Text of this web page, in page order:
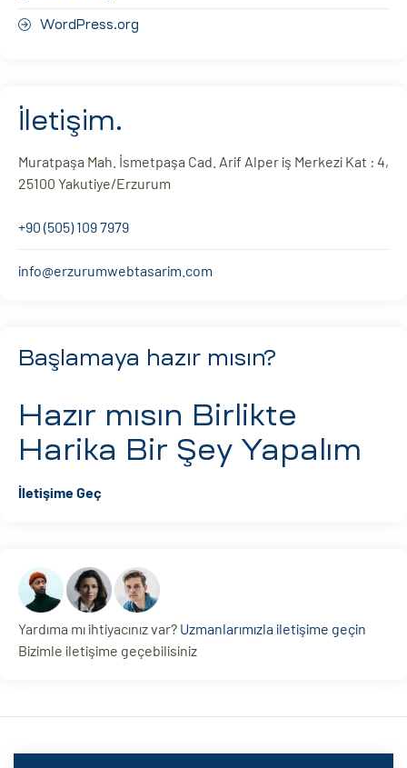
WordPress.org
İletişim.
Muratpaşa Mah. İsmetpaşa Cad. Arif Alper iş Merkezi Kat : 4,
25100 Yakutiye/Erzurum
+90 (505) 109 7979
info@erzurumwebtasarim.com
Başlamaya hazır mısın?
Hazır mısın Birlikte
Harika Bir Şey Yapalım
İletişime Geç
Yardıma mı ihtiyacınız var? Uzmanlarımızla iletişime geçin
Bizimle iletişime geçebilisiniz